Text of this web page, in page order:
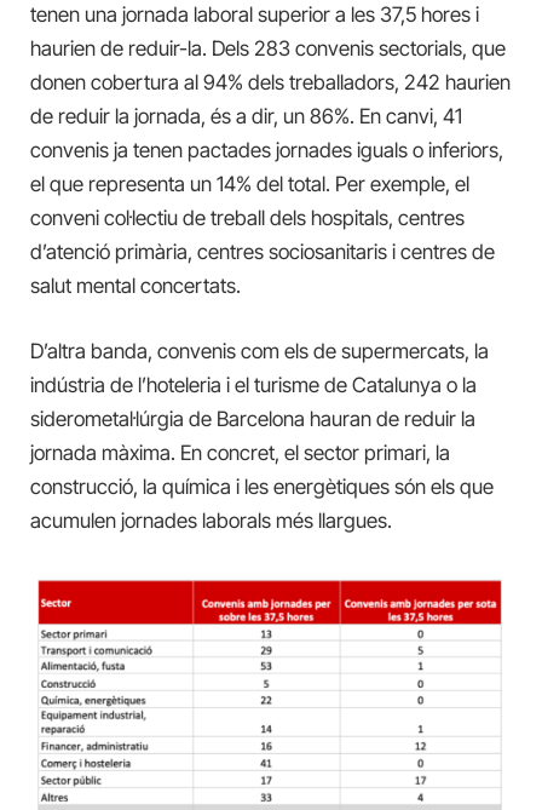
tenen una jornada laboral superior a les 37,5 hores i
haurien de reduir-la. Dels 283 convenis sectorials, que
donen cobertura al 94% dels treballadors, 242 haurien
de reduir la jornada, és a dir, un 86%. En canvi, 41
convenis ja tenen pactades jornades iguals o inferiors,
el que representa un 14% del total. Per exemple, el
conveni col·lectiu de treball dels hospitals, centres
d’atenció primària, centres sociosanitaris i centres de
salut mental concertats.
D’altra banda, convenis com els de supermercats, la
indústria de l’hoteleria i el turisme de Catalunya o la
siderometal·lúrgia de Barcelona hauran de reduir la
jornada màxima. En concret, el sector primari, la
construcció, la química i les energètiques són els que
acumulen jornades laborals més llargues.